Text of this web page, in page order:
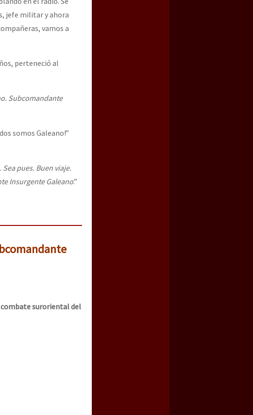
jefe militar y ahora
vamos a
perteneció al
Subcomandante
somos Galeano!”
pues. Buen viaje.
Insurgente Galeano.”
combate suroriental del